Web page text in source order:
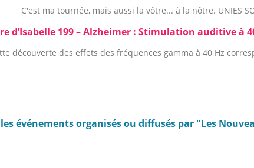
C'est ma tournée, mais aussi la vôtre... à la nôtre. UNIES
d’Isabelle 199 – Alzheimer : Stimulation auditive à
découverte des effets des fréquences gamma à 40 Hz
événements organisés ou diffusés par "Les